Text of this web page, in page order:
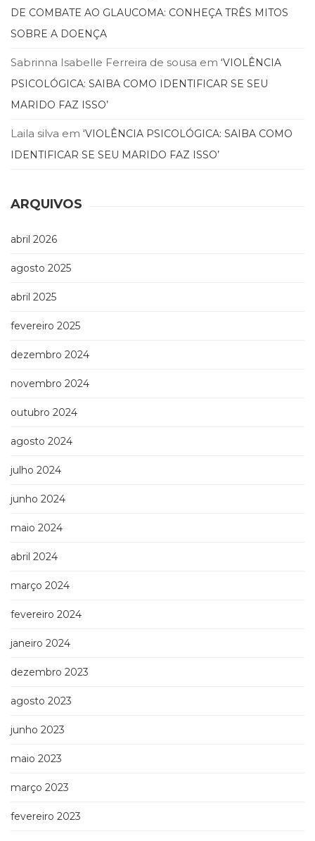
(48)
(Programação
(41)
Psicodrama
(200)
Psicoterapia
Publicidade,
Marketing
Puericultura
Rádio
Relações
e
Comunicação
(31)
Espiritualidade,
(63)
(132)
categoria
Televisão
Temas
africanos
Terapia
(21)
e
(65)
(1)
Prática
(32)
DE COMBATE AO GLAUCOMA: CONHEÇA TRÊS MITOS
SOBRE A DOENÇA
Sabrinna Isabelle Ferreira de sousa em ‘VIOLÊNCIA
PSICOLÓGICA: SAIBA COMO IDENTIFICAR SE SEU
MARIDO FAZ ISSO’
Laila silva em ‘VIOLÊNCIA PSICOLÓGICA: SAIBA COMO
IDENTIFICAR SE SEU MARIDO FAZ ISSO’
ARQUIVOS
abril 2026
agosto 2025
abril 2025
fevereiro 2025
dezembro 2024
novembro 2024
outubro 2024
agosto 2024
julho 2024
junho 2024
maio 2024
abril 2024
março 2024
fevereiro 2024
janeiro 2024
dezembro 2023
agosto 2023
junho 2023
maio 2023
março 2023
fevereiro 2023